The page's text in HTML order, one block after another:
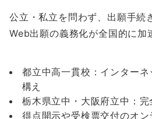
公立・私立を問わず、出願手続
Web出願の義務化が全国的に加
都立中高一貫校：インター
構え
栃木県立中・大阪府立中：
得点開示や受検票交付のオン